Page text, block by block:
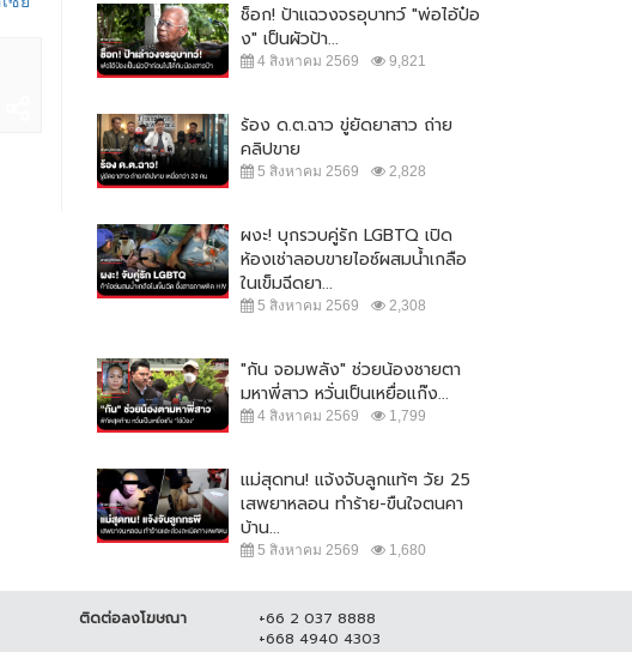
ไทยเอาด้วย! ลงมติประณาม 'รัสเซีย'
รุกรานยูเครน
'ฮ่องกง' สร้างสถานกักตัว เสร็จ
ช็อก! ป้าแฉวงจรอุบาทว์ "พ่อไอ้ป๋อ
ง" เป็นผัวป้า...
4 สิงหาคม 2569 9,821
ร้อง ด.ต.ฉาว ขู่ยัดยาสาว ถ่าย
คลิปขาย
5 สิงหาคม 2569 2,828
ผงะ! บุกรวบคู่รัก LGBTQ เปิด
ห้องเช่าลอบขายไอซ์ผสมน้ำเกลือ
ในเข็มฉีดยา...
5 สิงหาคม 2569 2,308
"กัน จอมพลัง" ช่วยน้องชายตา
มหาพี่สาว หวั่นเป็นเหยื่อแก๊ง...
4 สิงหาคม 2569 1,799
แม่สุดทน! แจ้งจับลูกแท้ๆ วัย 25
เสพยาหลอน ทำร้าย-ขืนใจตนคา
บ้าน...
5 สิงหาคม 2569 1,680
ติดต่อลงโฆษณา
+66 2 037 8888
+668 4940 4303